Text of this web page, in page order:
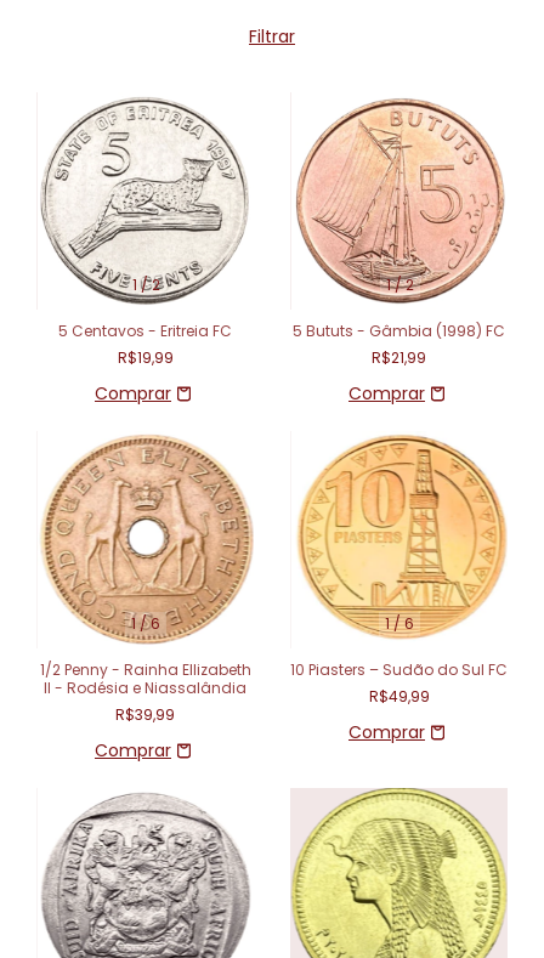
Filtrar
1/2
5 Centavos - Eritreia FC
R$19,99
1/2
5 Bututs - Gâmbia (1998) FC
R$21,99
1/6
1/2 Penny - Rainha EIlizabeth
II - Rodésia e Niassalândia
R$39,99
1/6
10 Piasters – Sudão do Sul FC
R$49,99